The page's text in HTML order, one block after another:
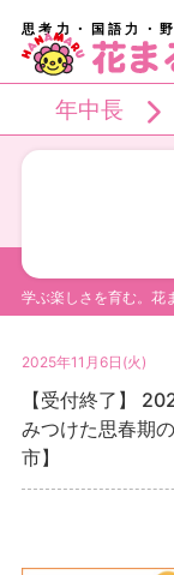
思考力・国語力・
年中長
学ぶ楽しさを育む。花
2025年11月6日(火)
【受付終了】
みつけた思春期
市】